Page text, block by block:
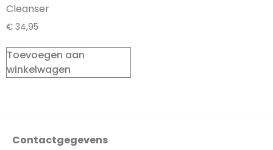
Cleanser
€ 34,95
Toevoegen aan
winkelwagen
Contactgegevens